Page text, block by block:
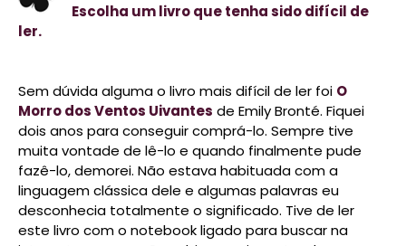
Escolha um livro que tenha sido difícil de
ler.
Sem dúvida alguma o livro mais difícil de ler foi O
Morro dos Ventos Uivantes de Emily Bronté. Fiquei
dois anos para conseguir comprá-lo. Sempre tive
muita vontade de lê-lo e quando finalmente pude
fazê-lo, demorei. Não estava habituada com a
linguagem clássica dele e algumas palavras eu
desconhecia totalmente o significado. Tive de ler
este livro com o notebook ligado para buscar na